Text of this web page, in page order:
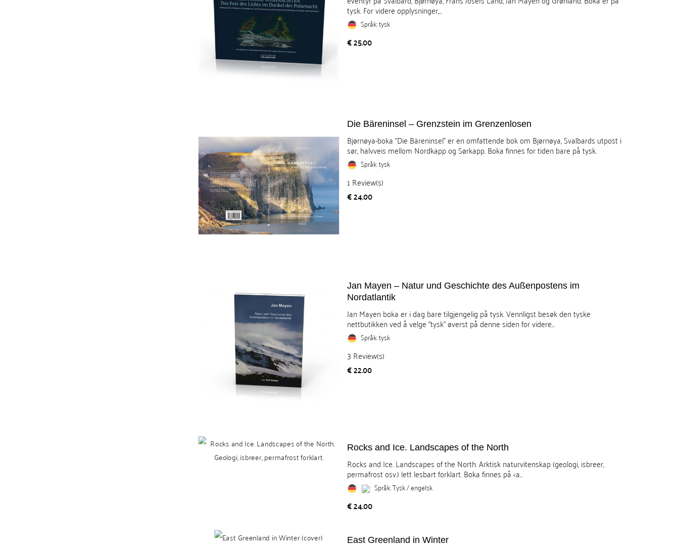
tysk. For videre opplysninger,...
Språk: tysk
Pris
€ 25.00
Die Bäreninsel – Grenzstein im Grenzenlosen
Bjørnøya-boka "Die Bäreninsel" er en omfattende bok om Bjørnøya, Svalbards utpost i
sør, halvveis mellom Nordkapp og Sørkapp. Boka finnes for tiden bare på tysk.
Språk: tysk
1 Review(s)
Pris
€ 24.00
Jan Mayen – Natur und Geschichte des Außenpostens im
Nordatlantik
Jan Mayen boka er i dag bare tilgjengelig på tysk. Vennligst besøk den tyske
nettbutikken ved å velge "tysk" øverst på denne siden for videre...
Språk: tysk
3 Review(s)
Pris
€ 22.00
Rocks and Ice. Landscapes of the North
Rocks and Ice. Landscapes of the North. Arktisk naturvitenskap (geologi, isbreer,
permafrost osv.) lett lesbart forklart. Boka finnes på <a...
Språk: Tysk / engelsk
Pris
€ 24.00
East Greenland in Winter